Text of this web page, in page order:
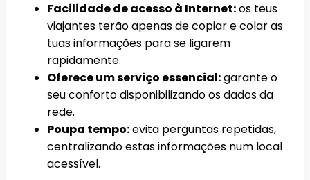
Facilidade de acesso à Internet:os teus
viajantes terão apenas de copiar e colar as
tuas informações para se ligarem
rapidamente.
Oferece um serviço essencial:garante o
seu conforto disponibilizando os dados da
rede.
Poupa tempo:evita perguntas repetidas,
centralizando estas informações num local
acessível.